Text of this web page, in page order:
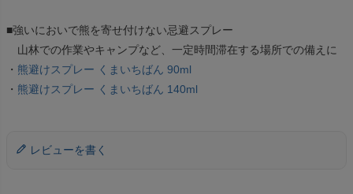
■強いにおいで熊を寄せ付けない忌避スプレー
山林での作業やキャンプなど、一定時間滞在する場所での備えに
・ 熊避けスプレー くまいちばん 90ml
・ 熊避けスプレー くまいちばん 140ml
レビューを書く